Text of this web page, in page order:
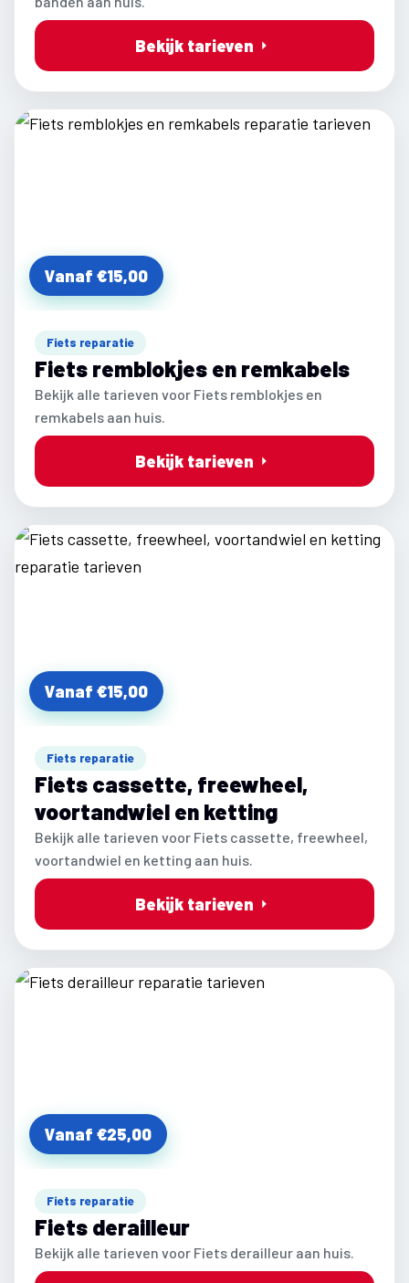
Bekijk tarieven
Vanaf €15,00
Fiets reparatie
Fiets remblokjes en remkabels
Bekijk alle tarieven voor Fiets remblokjes en
remkabels aan huis.
Bekijk tarieven
Vanaf €15,00
Fiets reparatie
Fiets cassette, freewheel,
voortandwiel en ketting
Bekijk alle tarieven voor Fiets cassette, freewheel,
voortandwiel en ketting aan huis.
Bekijk tarieven
Vanaf €25,00
Fiets reparatie
Fiets derailleur
Bekijk alle tarieven voor Fiets derailleur aan huis.